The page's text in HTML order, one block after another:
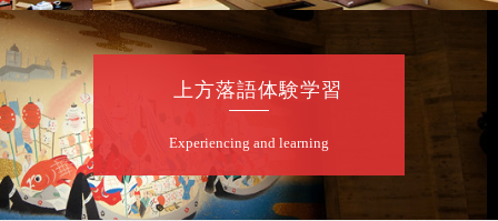
じ（似顔絵）／桂米之助／桂文太～仲入～露
の眞／笑福亭仁福／幸助福助（漫才）／桂春
★菟道亭配信あり
夜
小痴楽・三語のさるごりら落語会 2026
上方落語体験学習
Experiencing and learning